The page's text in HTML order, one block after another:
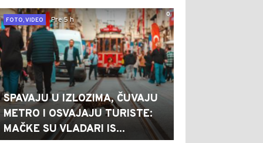
0
FOTO, VIDEO
Pre 5 h
SPAVAJU U IZLOZIMA, ČUVAJU
METRO I OSVAJAJU TURISTE:
MAČKE SU VLADARI IS...